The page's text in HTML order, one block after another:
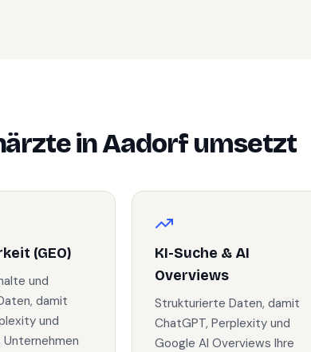
inAadorf umsetzt
(GEO)
und
damit
und
KI-Suche & AI
Overviews
Strukturierte Daten, damit
ChatGPT, Perplexity und
Google AI Overviews Ihre